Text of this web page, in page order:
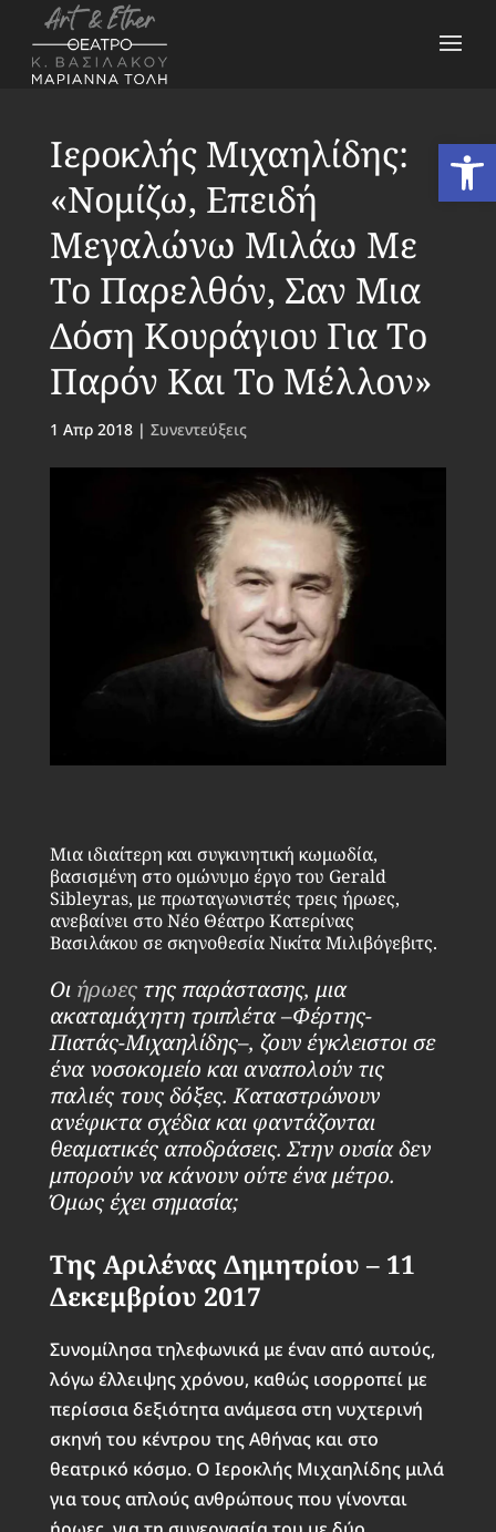
Ιεροκλής Μιχαηλίδης:
«Νομίζω, Επειδή
Μεγαλώνω Μιλάω Με
Το Παρελθόν, Σαν Μια
Δόση Κουράγιου Για Το
Παρόν Και Το Μέλλον»
1 Απρ 2018| Συνεντεύξεις
Μια ιδιαίτερη και συγκινητική κωμωδία,
βασισμένη στο ομώνυμο έργο του Gerald
Sibleyras, με πρωταγωνιστές τρεις ήρωες,
ανεβαίνει στο Νέο Θέατρο Κατερίνας
Βασιλάκου σε σκηνοθεσία Νικίτα Μιλιβόγεβιτς.
Οι ήρωεςτης παράστασης, μια
ακαταμάχητη τριπλέτα –Φέρτης-
Πιατάς-Μιχαηλίδης–, ζουν έγκλειστοι σε
ένα νοσοκομείο και αναπολούν τις
παλιές τους δόξες. Καταστρώνουν
ανέφικτα σχέδια και φαντάζονται
θεαματικές αποδράσεις. Στην ουσία δεν
μπορούν να κάνουν ούτε ένα μέτρο.
Όμως έχει σημασία;
Της Αριλένας Δημητρίου – 11
Δεκεμβρίου 2017
Συνομίλησα τηλεφωνικά με έναν από αυτούς,
λόγω έλλειψης χρόνου, καθώς ισορροπεί με
περίσσια δεξιότητα ανάμεσα στη νυχτερινή
σκηνή του κέντρου της Αθήνας και στο
θεατρικό κόσμο. Ο Ιεροκλής Μιχαηλίδης μιλά
για τους απλούς ανθρώπους που γίνονται